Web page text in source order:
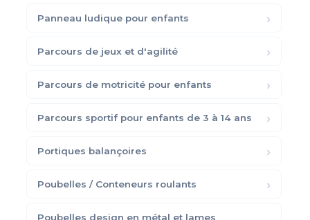
Panneau ludique pour enfants
Parcours de jeux et d'agilité
Parcours de motricité pour enfants
Parcours sportif pour enfants de 3 à 14 ans
Portiques balançoires
Poubelles / Conteneurs roulants
Poubelles design en métal et lames